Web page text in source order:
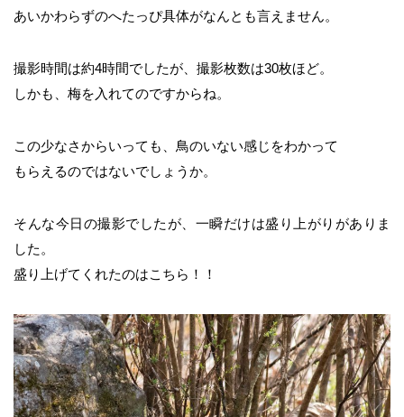
あいかわらずのへたっぴ具体がなんとも言えません。
撮影時間は約4時間でしたが、撮影枚数は30枚ほど。
しかも、梅を入れてのですからね。
この少なさからいっても、鳥のいない感じをわかって
もらえるのではないでしょうか。
そんな今日の撮影でしたが、一瞬だけは盛り上がりがありま
した。
盛り上げてくれたのはこちら！！